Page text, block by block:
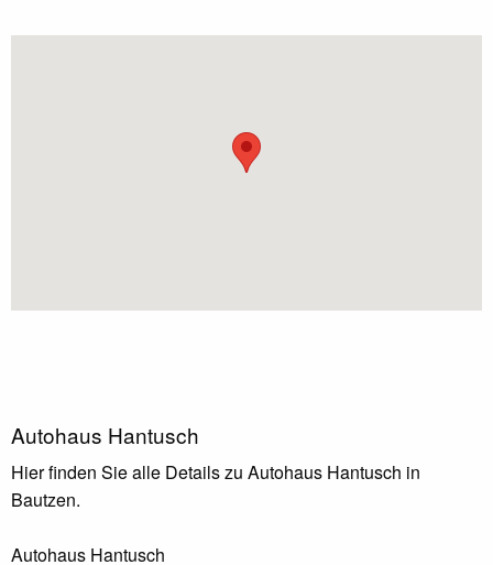
Autohaus Hantusch
Hier finden Sie alle Details zu Autohaus Hantusch in
Bautzen.
Autohaus Hantusch